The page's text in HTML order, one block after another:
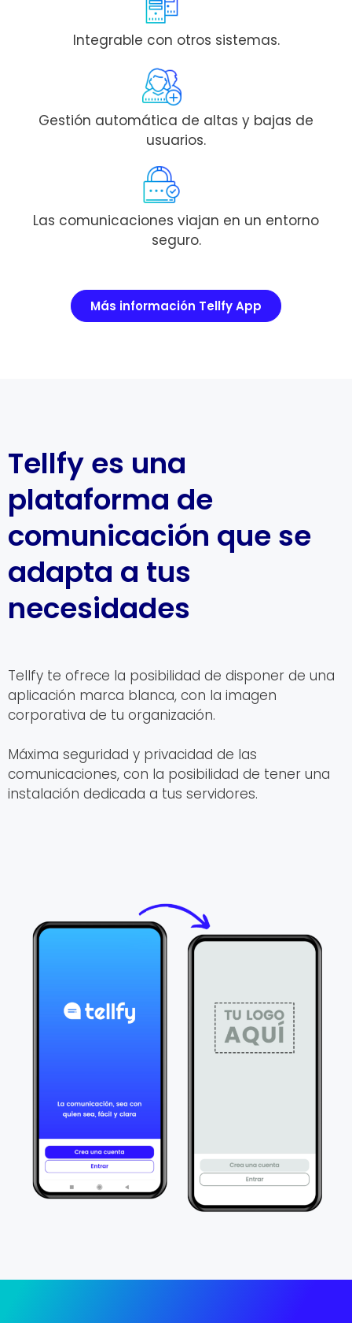
Integrable con otros sistemas.
Gestión automática de altas y bajas de
usuarios.
Las comunicaciones viajan en un entorno
seguro.
Más información Tellfy App
Tellfy es una
plataforma de
comunicación que se
adapta a tus
necesidades
Tellfy te ofrece la posibilidad de disponer de una
aplicación marca blanca, con la imagen
corporativa de tu organización.
Máxima seguridad y privacidad de las
comunicaciones, con la posibilidad de tener una
instalación dedicada a tus servidores.